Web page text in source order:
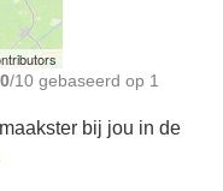
/10 gebaseerd op 1
bij jou in de